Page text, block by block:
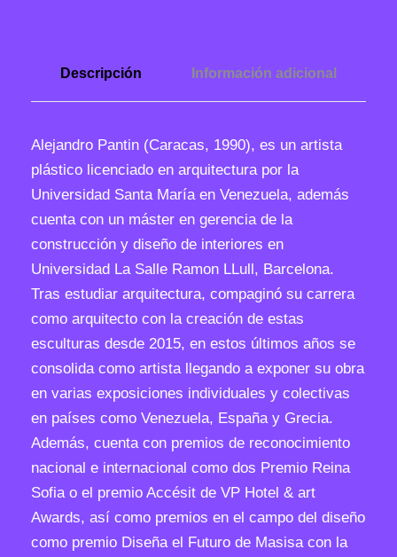
v
c
t
i
Descripción Información adicional
Alejandro Pantin (Caracas, 1990), es un artista
plástico licenciado en arquitectura por la
Universidad Santa María en Venezuela, además
cuenta con un máster en gerencia de la
construcción y diseño de interiores en
Universidad La Salle Ramon LLull, Barcelona.
Tras estudiar arquitectura, compaginó su carrera
como arquitecto con la creación de estas
esculturas desde 2015, en estos últimos años se
consolida como artista llegando a exponer su obra
en varias exposiciones individuales y colectivas
en países como Venezuela, España y Grecia.
Además, cuenta con premios de reconocimiento
nacional e internacional como dos Premio Reina
Sofia o el premio Accésit de VP Hotel & art
Awards, así como premios en el campo del diseño
como premio Diseña el Futuro de Masisa con la